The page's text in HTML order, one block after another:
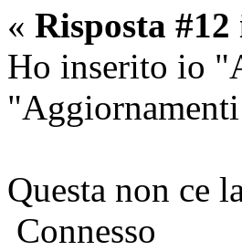
« Risposta
Ho inserito io
Questa non ce
Connesso